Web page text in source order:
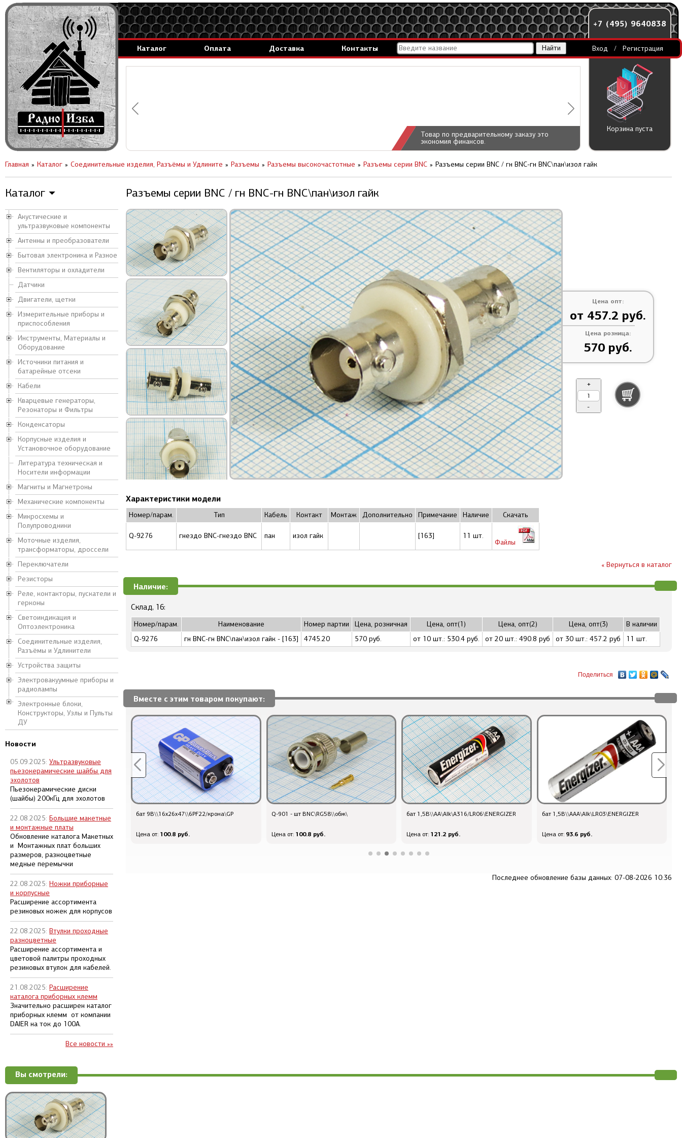
Каталог Оплата Доставка Контакты
генераторы.
за 1 день.
Товар по предварительному заказу это
экономия финансов.
+7 (495) 9640838
Вход / Регистрация
Корзина пуста
Каталог ▼
Акустические и
ультразвуковые компоненты
Антенны и преобразователи
Бытовая электроника и Разное
Вентиляторы и охладители
Датчики
Двигатели, щетки
Измерительные приборы и
приспособления
Инструменты, Материалы и
Оборудование
Источники питания и
батарейные отсеки
Кабели
Кварцевые генераторы,
Резонаторы и Фильтры
Конденсаторы
Корпусные изделия и
Установочное оборудование
Литература техническая и
Носители информации
Магниты и Магнетроны
Механические компоненты
Микросхемы и
Полупроводники
Моточные изделия,
трансформаторы, дроссели
Переключатели
Резисторы
Реле, контакторы, пускатели и
герконы
Светоиндикация и
Оптоэлектроника
Соединительные изделия,
Разъёмы и Удлинители
Устройства защиты
Электровакуумные приборы и
радиолампы
Электронные блоки,
Конструкторы, Узлы и Пульты
ДУ
Новости
05.09.2025: Ультразвуковые
пьезокерамические шайбы для
эхолотов
Пьезокерамические диски
(шайбы) 200кГц для эхолотов
22.08.2025: Большие макетные
и монтажные платы
Обновление каталога Макетных
и Монтажных плат больших
размеров, разноцветные
медные перемычки
22.08.2025: Ножки приборные
и корпусные
Расширение ассортимента
резиновых ножек для корпусов
22.08.2025: Втулки проходные
разноцветные
Расширение ассортимента и
цветовой палитры проходных
резиновых втулок для кабелей.
21.08.2025: Расширение
каталога приборных клемм
Значительно расширен каталог
приборных клемм от компании
DAIER на ток до 100А.
Все новости »»
Разъемы серии BNC / гн BNC-гн BNC\пан\изол гайк
Главная Каталог Соединительные изделия, Разъёмы и Удлините Разъемы Разъемы высокочастотные Разъемы серии BNC Разъемы серии BNC / гн BNC-гн BNC\пан\изол гайк
Цена опт:
от 457.2 руб.
Цена розница:
570 руб.
+
-
Характеристики модели
Номер/парам. Тип Кабель Контакт Монтаж Дополнительно Примечание Наличие Скачать
Q-9276 гнездо BNC-гнездо BNC пан изол гайк [163] 11 шт.
Файлы
« Вернуться в каталог
Наличие:
Склад, 16:
Номер/парам. Наименование Номер партии Цена, розничная Цена, опт(1) Цена, опт(2) Цена, опт(3)
В наличии
Q-9276
гн BNC-гн BNC\пан\изол гайк - [163] 4745.20 570 руб. от 10 шт.: 530.4 руб. от 20 шт.: 490.8 руб от 30 шт.: 457.2 руб 11 шт.
Поделиться
Вместе с этим товаром покупают:
бат 1,5В\\AA\Alk\A316/LR06\DURACELL
Цена от:96 руб.
бат 9В\\16x26x47\\6PF22/крона\GP
Цена от: 100.8 руб.
Q-901 - шт BNC\RG58\\обж\
Цена от: 100.8 руб.
бат 1,5В\\AA\Alk\A316/LR06\ENERGIZER
Цена от: 121.2 руб.
бат 1,5В\\AAA\Alk\LR03\ENERGIZER
Цена от: 93.6 руб.
Последнее обновление базы данных: 07-08-2026 10:36
Вы смотрели: